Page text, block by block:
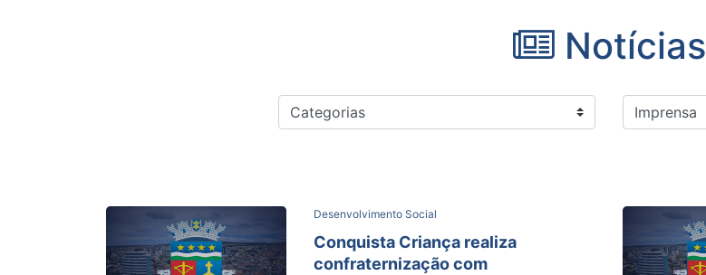
Notícias
Desenvolvimento Social
Conquista Criança realiza
confraternização com